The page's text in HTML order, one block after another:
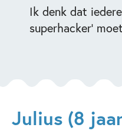
Ik denk dat
superhacker'
Julius (8